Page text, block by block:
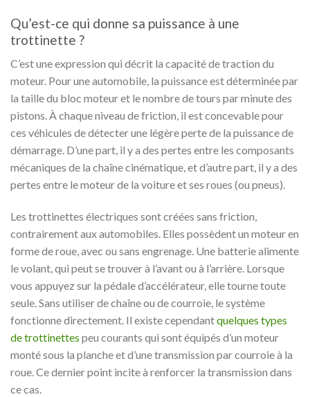
Qu’est-ce qui donne sa puissance à une
trottinette ?
C’est une expression qui décrit la capacité de traction du
moteur. Pour une automobile, la puissance est déterminée par
la taille du bloc moteur et le nombre de tours par minute des
pistons. À chaque niveau de friction, il est concevable pour
ces véhicules de détecter une légère perte de la puissance de
démarrage. D’une part, il y a des pertes entre les composants
mécaniques de la chaîne cinématique, et d’autre part, il y a des
pertes entre le moteur de la voiture et ses roues (ou pneus).
Les trottinettes électriques sont créées sans friction,
contrairement aux automobiles. Elles possèdent un moteur en
forme de roue, avec ou sans engrenage. Une batterie alimente
le volant, qui peut se trouver à l’avant ou à l’arrière. Lorsque
vous appuyez sur la pédale d’accélérateur, elle tourne toute
seule. Sans utiliser de chaîne ou de courroie, le système
fonctionne directement. Il existe cependantquelques types
de trottinettes peu courants qui sont équipés d’un moteur
monté sous la planche et d’une transmission par courroie à la
roue. Ce dernier point incite à renforcer la transmission dans
ce cas.